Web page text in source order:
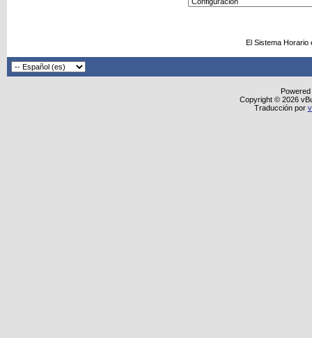
El Sistema
Copyright © 2026
Traducción por